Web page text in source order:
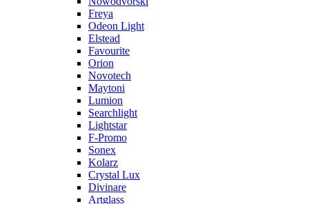
Freya
Odeon Light
Elstead
Favourite
Orion
Novotech
Maytoni
Lumion
Searchlight
Lightstar
F-Promo
Sonex
Kolarz
Crystal Lux
Divinare
Artglass